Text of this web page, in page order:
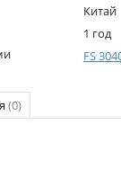
Китай
1 год
FS
(0)